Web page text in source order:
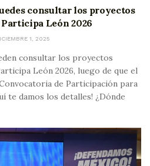
consultar los proyectos
León 2026
1, 2025
consultar los proyectos
León 2026, luego de que el
de Participación para
te damos los detalles! ¿Dónde